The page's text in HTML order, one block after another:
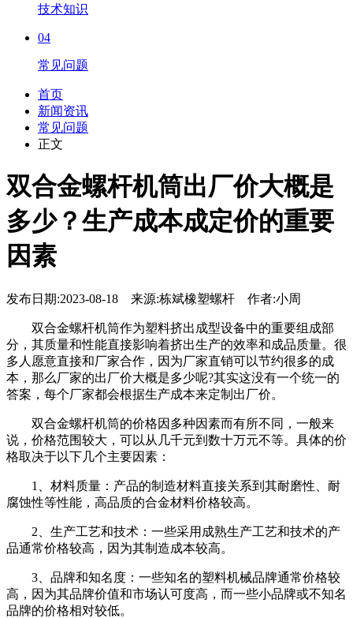
技术知识
04
常见问题
首页
新闻资讯
常见问题
正文
双合金螺杆机筒出厂价大概是
多少？生产成本成定价的重要
因素
发布日期:2023-08-18 来源:栋斌橡塑螺杆 作者:小周
双合金螺杆机筒作为塑料挤出成型设备中的重要组成部
分，其质量和性能直接影响着挤出生产的效率和成品质量。很
多人愿意直接和厂家合作，因为厂家直销可以节约很多的成
本，那么厂家的出厂价大概是多少呢?其实这没有一个统一的
答案，每个厂家都会根据生产成本来定制出厂价。
双合金螺杆机筒的价格因多种因素而有所不同，一般来
说，价格范围较大，可以从几千元到数十万元不等。具体的价
格取决于以下几个主要因素：
1、材料质量：产品的制造材料直接关系到其耐磨性、耐
腐蚀性等性能，高品质的合金材料价格较高。
2、生产工艺和技术：一些采用成熟生产工艺和技术的产
品通常价格较高，因为其制造成本较高。
3、品牌和知名度：一些知名的塑料机械品牌通常价格较
高，因为其品牌价值和市场认可度高，而一些小品牌或不知名
品牌的价格相对较低。